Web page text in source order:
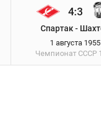
4:3
Спартак -
1 августа 1955
Чемпионат СССР